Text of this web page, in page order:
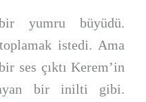
yumru büyüdü.
istedi. Ama
ses çıktı Kerem’in
bir inilti gibi.